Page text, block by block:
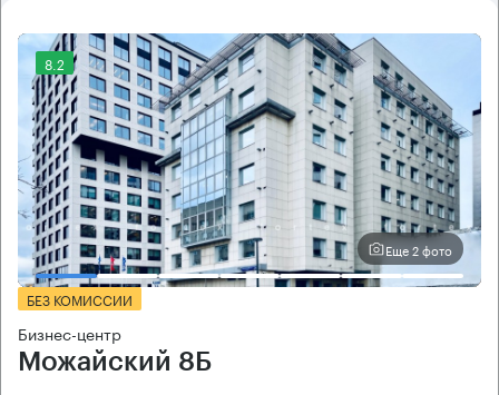
8.2
Еще 2 фото
БЕЗ КОМИССИИ
Бизнес-центр
Можайский 8Б